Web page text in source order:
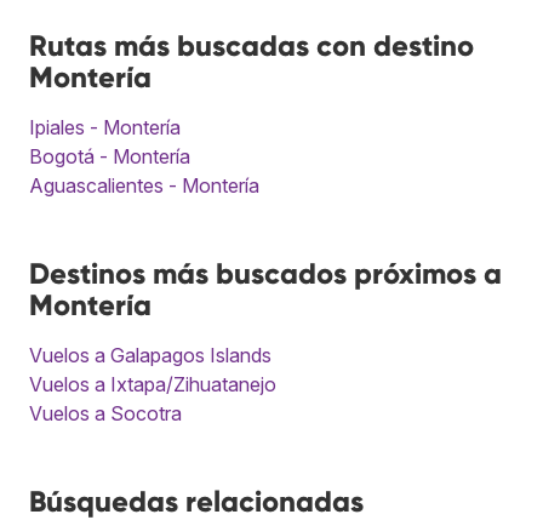
Rutas más buscadas con destino
Montería
Ipiales - Montería
Bogotá - Montería
Aguascalientes - Montería
Destinos más buscados próximos a
Montería
Vuelos a Galapagos Islands
Vuelos a Ixtapa/Zihuatanejo
Vuelos a Socotra
Búsquedas relacionadas